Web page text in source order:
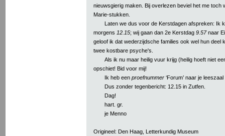
nieuwsgierig maken. Bij overlezen beviel het me toch
Marie-stukken.
Laten we dus voor de Kerstdagen afspreken: Ik
morgens 12.15; wij gaan dan 2e Kerstdag 9.57naar
geloof ik dat wederzijdsche families ook wel hun deel
twee kostbare psyche's.
Als ik nu maar heilig vuur krijg (heilig hoeft niet
opschiet! Bid voor mij!
Ik heb een proefnummer ‘Forum’ naar je
Dus zonder tegenbericht: 12.15 in Zutfen.
Dag!
hart. gr.
je Menno
Origineel: Den Haag, Letterkundig Museum